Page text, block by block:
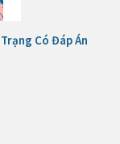
Có Đáp Án